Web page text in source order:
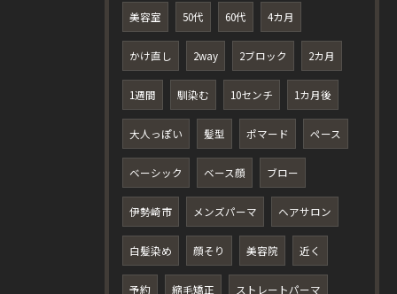
美容室 50代 60代 4カ月
かけ直し 2way 2ブロック 2カ月
1週間 馴染む 10センチ 1カ月後
大人っぽい 髪型 ポマード ペース
ベーシック ベース顔 ブロー
伊勢崎市 メンズパーマ ヘアサロン
白髪染め 顔そり 美容院 近く
予約 縮毛矯正 ストレートパーマ